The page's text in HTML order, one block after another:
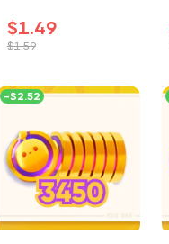
$1.49
$1.59
-$2.52